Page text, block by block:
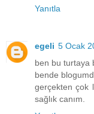
Yanıtla
egeli 5 Ocak
ben bu turtaya
bende
gerçekten çok
sağlık canım.